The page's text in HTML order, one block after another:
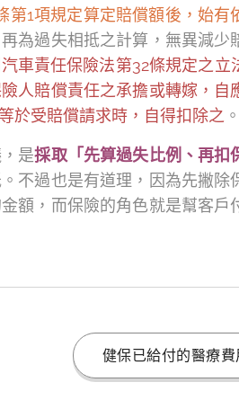
1項規定算定賠償額後，始有
為過失相抵之計算，無異減少
車責任保險法第32條規定之立
人賠償責任之承擔或轉嫁，自
於受賠償請求時，自得扣除之
是採取「先算過失比例、再扣
不過也是有道理，因為先撇除
額，而保險的角色就是幫客戶
健保已給付的醫療